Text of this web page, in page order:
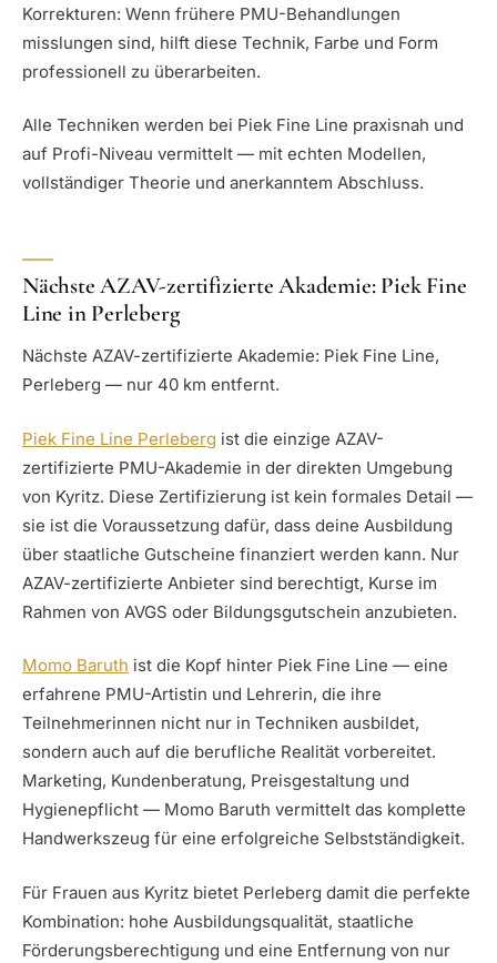
Korrekturen: Wenn frühere PMU-Behandlungen
misslungen sind, hilft diese Technik, Farbe und Form
professionell zu überarbeiten.
Alle Techniken werden bei Piek Fine Line praxisnah und
auf Profi-Niveau vermittelt — mit echten Modellen,
vollständiger Theorie und anerkanntem Abschluss.
Nächste AZAV-zertifizierte Akademie: Piek Fine
Line in Perleberg
Nächste AZAV-zertifizierte Akademie: Piek Fine Line,
Perleberg — nur 40 km entfernt.
Piek Fine Line Perleberg ist die einzige AZAV-
zertifizierte PMU-Akademie in der direkten Umgebung
von Kyritz. Diese Zertifizierung ist kein formales Detail —
sie ist die Voraussetzung dafür, dass deine Ausbildung
über staatliche Gutscheine finanziert werden kann. Nur
AZAV-zertifizierte Anbieter sind berechtigt, Kurse im
Rahmen von AVGS oder Bildungsgutschein anzubieten.
Momo Baruth ist die Kopf hinter Piek Fine Line — eine
erfahrene PMU-Artistin und Lehrerin, die ihre
Teilnehmerinnen nicht nur in Techniken ausbildet,
sondern auch auf die berufliche Realität vorbereitet.
Marketing, Kundenberatung, Preisgestaltung und
Hygienepflicht — Momo Baruth vermittelt das komplette
Handwerkszeug für eine erfolgreiche Selbstständigkeit.
Für Frauen aus Kyritz bietet Perleberg damit die perfekte
Kombination: hohe Ausbildungsqualität, staatliche
Förderungsberechtigung und eine Entfernung von nur